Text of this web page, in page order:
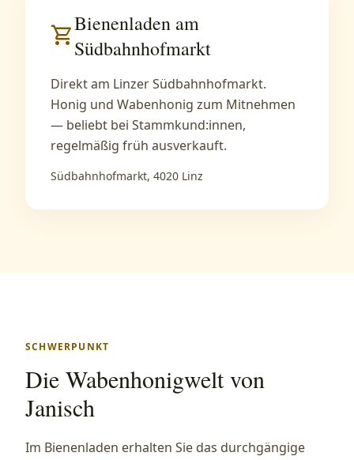
local_grocery_storeBienenladen am
Südbahnhofmarkt
Direkt am Linzer Südbahnhofmarkt.
Honig und Wabenhonig zum Mitnehmen
— beliebt bei Stammkund:innen,
regelmäßig früh ausverkauft.
Südbahnhofmarkt, 4020 Linz
SCHWERPUNKT
Die Wabenhonigwelt von
Janisch
Im Bienenladen erhalten Sie das durchgängige